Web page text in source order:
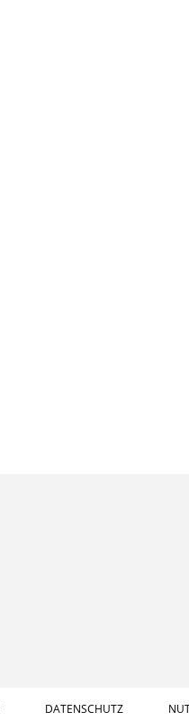
DATENSCHUTZ